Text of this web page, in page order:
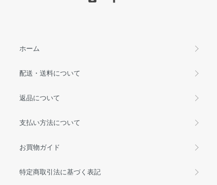
ホーム
配送・送料について
返品について
支払い方法について
お買物ガイド
特定商取引法に基づく表記